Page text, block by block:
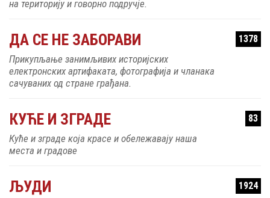
на територију и говорно подручје.
ДА СЕ НЕ ЗАБОРАВИ 1378
Прикупљање занимљивих историјских
електронских артифаката, фотографија и чланака
сачуваних од стране грађана.
КУЋЕ И ЗГРАДЕ 83
Куће и зграде која красе и обележавају наша
места и градове
ЉУДИ 1924